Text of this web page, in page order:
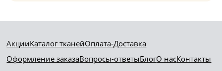
АкцииКаталог тканейОплата-Доставка
Оформление заказаВопросы-ответыБлогО насКонтакты